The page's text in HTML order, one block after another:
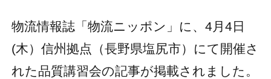
物流情報誌「物流ニッポン」に、4月4日
(木）信州拠点（長野県塩尻市）にて開催さ
れた品質講習会の記事が掲載されました。